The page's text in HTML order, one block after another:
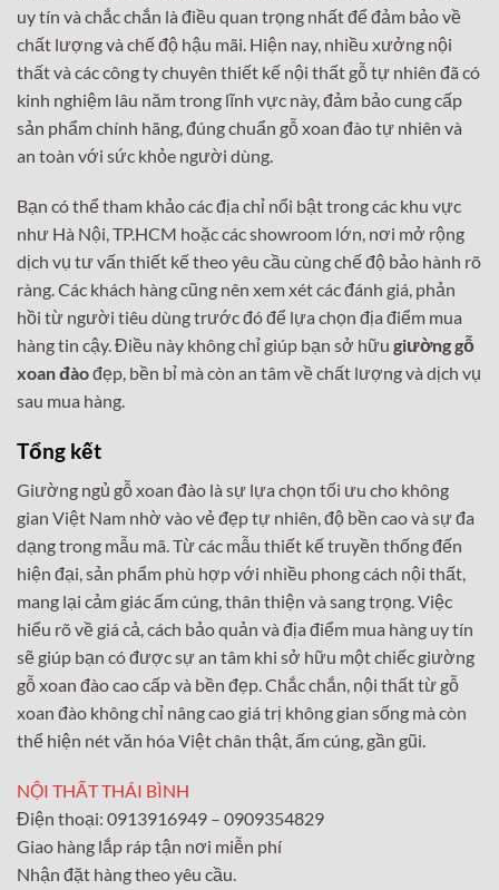
uy tín và chắc chắn là điều quan trọng nhất để đảm bảo về
chất lượng và chế độ hậu mãi. Hiện nay, nhiều xưởng nội
thất và các công ty chuyên thiết kế nội thất gỗ tự nhiên đã có
kinh nghiệm lâu năm trong lĩnh vực này, đảm bảo cung cấp
sản phẩm chính hãng, đúng chuẩn gỗ xoan đào tự nhiên và
an toàn với sức khỏe người dùng.
Bạn có thể tham khảo các địa chỉ nổi bật trong các khu vực
như Hà Nội, TP.HCM hoặc các showroom lớn, nơi mở rộng
dịch vụ tư vấn thiết kế theo yêu cầu cùng chế độ bảo hành rõ
ràng. Các khách hàng cũng nên xem xét các đánh giá, phản
hồi từ người tiêu dùng trước đó để lựa chọn địa điểm mua
hàng tin cậy. Điều này không chỉ giúp bạn sở hữu giường gỗ
xoan đàođẹp, bền bỉ mà còn an tâm về chất lượng và dịch vụ
sau mua hàng.
Tổng kết
Giường ngủ gỗ xoan đào là sự lựa chọn tối ưu cho không
gian Việt Nam nhờ vào vẻ đẹp tự nhiên, độ bền cao và sự đa
dạng trong mẫu mã. Từ các mẫu thiết kế truyền thống đến
hiện đại, sản phẩm phù hợp với nhiều phong cách nội thất,
mang lại cảm giác ấm cúng, thân thiện và sang trọng. Việc
hiểu rõ về giá cả, cách bảo quản và địa điểm mua hàng uy tín
sẽ giúp bạn có được sự an tâm khi sở hữu một chiếc giường
gỗ xoan đào cao cấp và bền đẹp. Chắc chắn, nội thất từ gỗ
xoan đào không chỉ nâng cao giá trị không gian sống mà còn
thể hiện nét văn hóa Việt chân thật, ấm cúng, gần gũi.
NỘI THẤT THÁI BÌNH
Điện thoại: 0913916949 – 0909354829
Giao hàng lắp ráp tận nơi miễn phí
Nhận đặt hàng theo yêu cầu.